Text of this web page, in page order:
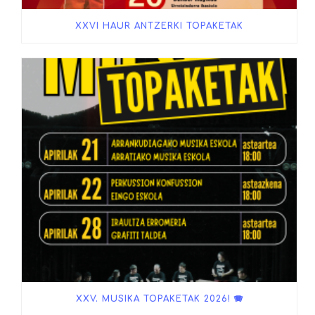
XXVI HAUR ANTZERKI TOPAKETAK
XXV. MUSIKA TOPAKETAK 2026! 🪗